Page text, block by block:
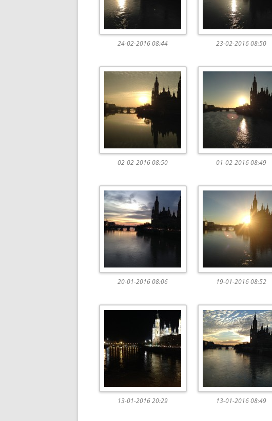
24-02-2016 08:44 23-02-2016 08:50
02-02-2016 08:50 01-02-2016 08:49
20-01-2016 08:06 19-01-2016 08:52
13-01-2016 20:29 13-01-2016 08:49